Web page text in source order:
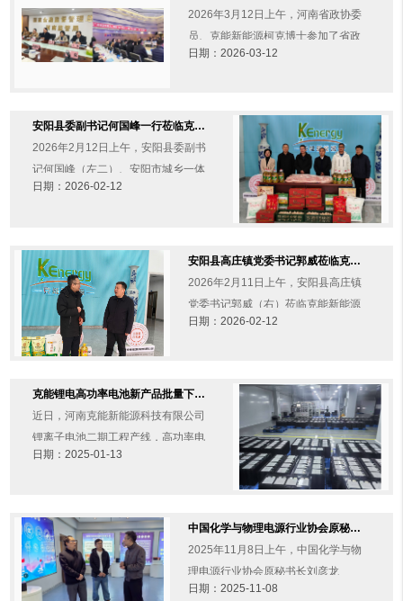
2026年3月12日上午，河南省政协委
员、克能新能源柯克博士参加了省政
协经济委员会“走访委员”活动。活动由
日期：2026-03-12
安阳县委副书记何国峰一行莅临克能新能源新春慰问（2026年2月12日）
2026年2月12日上午，安阳县委副书
记何国峰（左二）、安阳市城乡一体
化示范区党工委副书记、管委会常务
日期：2026-02-12
安阳县高庄镇党委书记郭威莅临克能新能源新春慰问（2026年2月11日）
2026年2月11日上午，安阳县高庄镇
党委书记郭威（右）莅临克能新能源
进行新春慰问。克能新能源创始人柯
日期：2026-02-12
克能锂电高功率电池新产品批量下线（2025年1月13日）
近日，河南克能新能源科技有限公司
锂离子电池二期工程产线，高功率电
芯新产品批量下线，标志着在2025年
日期：2025-01-13
中国化学与物理电源行业协会原秘书长刘彦龙一行莅临克能新能源调研（2025年11月8日）
2025年11月8日上午，中国化学与物
理电源行业协会原秘书长刘彦龙
（左）一行莅临克能新能源调研，参
日期：2025-11-08